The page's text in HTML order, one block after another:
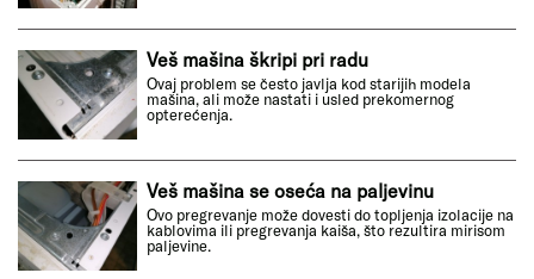
Veš mašina škripi pri radu
Ovaj problem se često javlja kod starijih modela
mašina, ali može nastati i usled prekomernog
opterećenja.
Veš mašina se oseća na paljevinu
Ovo pregrevanje može dovesti do topljenja izolacije na
kablovima ili pregrevanja kaiša, što rezultira mirisom
paljevine.